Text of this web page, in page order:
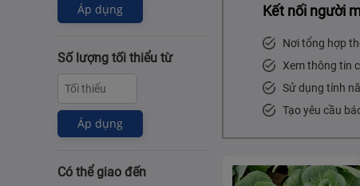
Áp dụng
Số lượng tối thiểu từ
Áp dụng
Có thể giao đến
Kết nối người
Nơi tổng hợp
Xem thông tin
Sử dụng tính
Tạo yêu cầu